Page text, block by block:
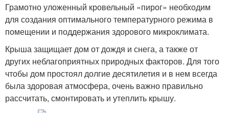
Грамотно уложенный кровельный «пирог» необходим
для создания оптимального температурного режима в
помещении и поддержания здорового микроклимата.
Крыша защищает дом от дождя и снега, а также от
других неблагоприятных природных факторов. Для того
чтобы дом простоял долгие десятилетия и в нем всегда
была здоровая атмосфера, очень важно правильно
рассчитать, смонтировать и утеплить крышу.